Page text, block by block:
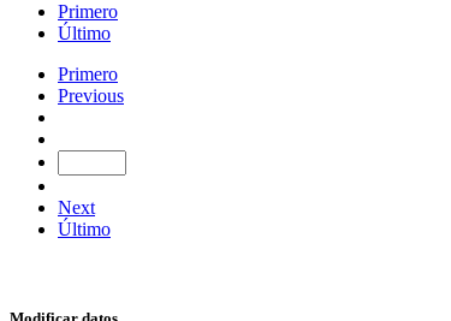
Primero
Último
Primero
Previous
Next
Último